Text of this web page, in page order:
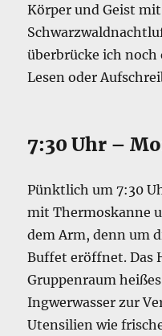
Körper und Geist
überbrücke ich
Lesen oder
7:30 Uhr –
Pünktlich um 7:30
mit Thermoskanne
dem Arm, denn um
Buffet eröffnet. Das
Gruppenraum
Ingwerwasser zur
Utensilien wie